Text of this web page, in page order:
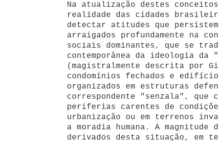
Na atualização destes
realidade das cidades
detectar atitudes que persistem
arraigados profundamente na
sociais dominantes, que se
contemporânea da ideologia da
(magistralmente descrita por
condomínios fechados e
organizados em estruturas
correspondente "senzala", que
periferias carentes de
urbanização ou em terrenos
a moradia humana. A magnitude
derivados desta situação, em